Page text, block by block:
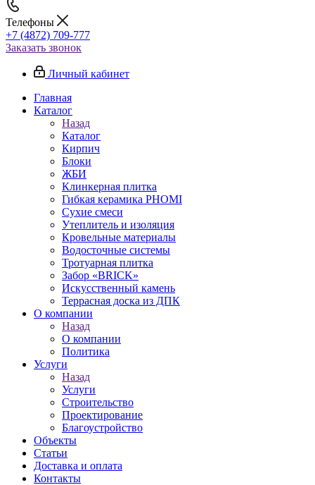
Телефоны
+7 (4872) 709-777
Заказать звонок
Личный кабинет
Главная
Каталог
Назад
Каталог
Кирпич
Блоки
ЖБИ
Клинкерная плитка
Гибкая керамика PHOMI
Сухие смеси
Утеплитель и изоляция
Кровельные материалы
Водосточные системы
Тротуарная плитка
Забор «‎BRICK»‎
Искусственный камень
Террасная доска из ДПК
О компании
Назад
О компании
Политика
Услуги
Назад
Услуги
Строительство
Проектирование
Благоустройство
Объекты
Статьи
Доставка и оплата
Контакты